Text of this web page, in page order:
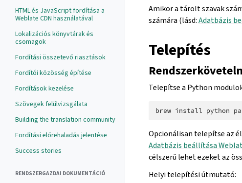
HTML és JavaScript fordítása a
Weblate CDN használatával
Lokalizációs könyvtárak és
csomagok
Fordítási összetevő riasztások
Fordítói közösség építése
Fordítások kezelése
Szövegek felülvizsgálata
Building the translation community
Fordítási előrehaladás jelentése
Success stories
RENDSZERGAZDAI DOKUMENTÁCIÓ
Amikor a tárolt szavak
számára (lásd:Adatbázis
Telepítés
Telepítse a Python
brew install python
Opcionálisan telepítse az
Adatbázis beállítása
célszerű lehet ezeket az
Helyi telepítési útmutató: